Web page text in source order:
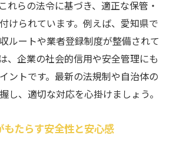
れらの法令に基づき、適正な保管・
けられています。例えば、愛知県で
ルートや業者登録制度が整備されて
、企業の社会的信用や安全管理にも
ントです。最新の法規制や自治体の
し、適切な対応を心掛けましょう。
たらす安全性と安心感